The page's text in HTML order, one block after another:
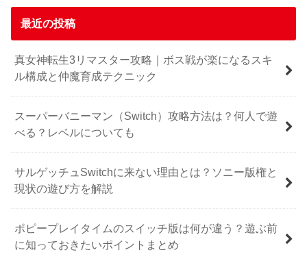
最近の投稿
真女神転生3リマスター攻略｜ボス戦が楽になるスキ
ル構成と仲魔育成テクニック
スーパーバニーマン（Switch）攻略方法は？何人で遊
べる？レベルについても
サルゲッチュSwitchに来ない理由とは？ソニー版権と
現状の遊び方を解説
ポピープレイタイムのスイッチ版は何が違う？遊ぶ前
に知っておきたいポイントまとめ